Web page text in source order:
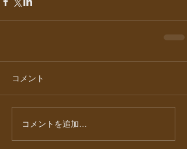
コメント
コメントを追加…